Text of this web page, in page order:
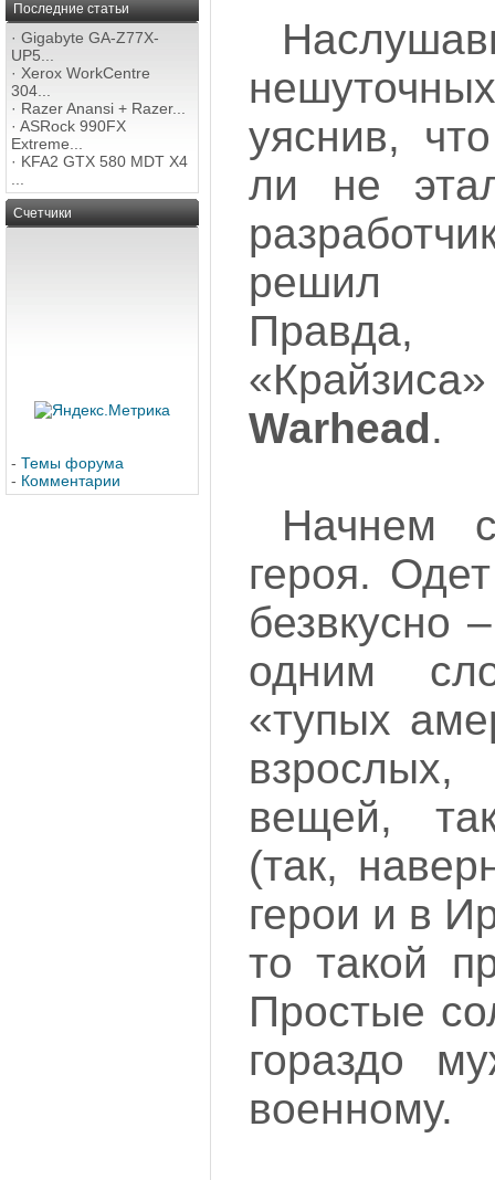
Последние статьи
· Gigabyte GA-Z77X-
UP5...
· Xerox WorkCentre
304...
· Razer Anansi + Razer...
· ASRock 990FX
Extreme...
· KFA2 GTX 580 MDT X4
Счетчики
- Темы форума
- Комментарии
уяснив,
ли не
решил
Warhead.
Начнем
героя.
безвкусно
одним
«тупых
вещей,
(так,
герои и в
то такой
Простые
гораздо
военному.